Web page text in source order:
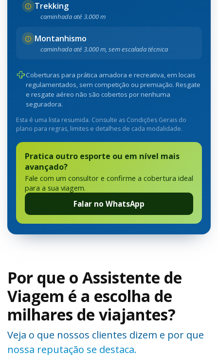
Trekking
caminhada até 3.000 m
Montanhismo
caminhada até 3.000 m, sem escalada técnica
Coberturas para prática amadora e recreativa, em locais
regulamentados, sem competição ou premiação. Resgate
e resgate aéreo não são cobertos por nenhuma
seguradora.
Esta é uma lista resumida. Consulte as Condições Gerais do
plano para regras, limites e detalhes de cada modalidade.
Pratica outro esporte ou em nível mais
avançado?
Fale com um consultor e confirme a cobertura ideal
para a sua viagem.
Falar no WhatsApp
Por que o Assistente de
Viagem é a escolha de
milhares de viajantes?
Veja o que nossos clientes dizem e por que
nossa reputação se destaca.